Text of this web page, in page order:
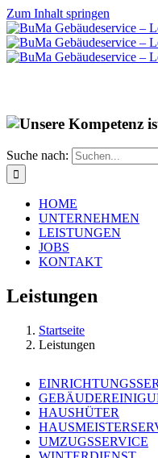
Zum Inhalt springen
Suche nach:
HOME
UNTERNEHMEN
LEISTUNGEN
JOBS
KONTAKT
Leistungen
Startseite
Leistungen
HAUSHÜTER
UMZUGSSERVICE